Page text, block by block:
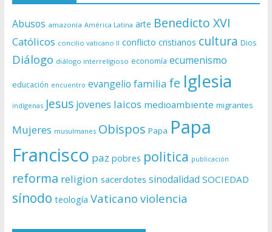
Abusos amazonía América Latina arte Benedicto XVI
Católicos concilio vaticano II conflicto cristianos cultura Dios
Diálogo diálogo interreligioso economía ecumenismo
educación encuentro evangelio familia fe Iglesia
indígenas Jesus jovenes laicos medioambiente migrantes
Mujeres musulmanes Obispos Papa Papa
Francisco paz pobres politica publicación
reforma religion sacerdotes sinodalidad SOCIEDAD
sínodo teología Vaticano violencia